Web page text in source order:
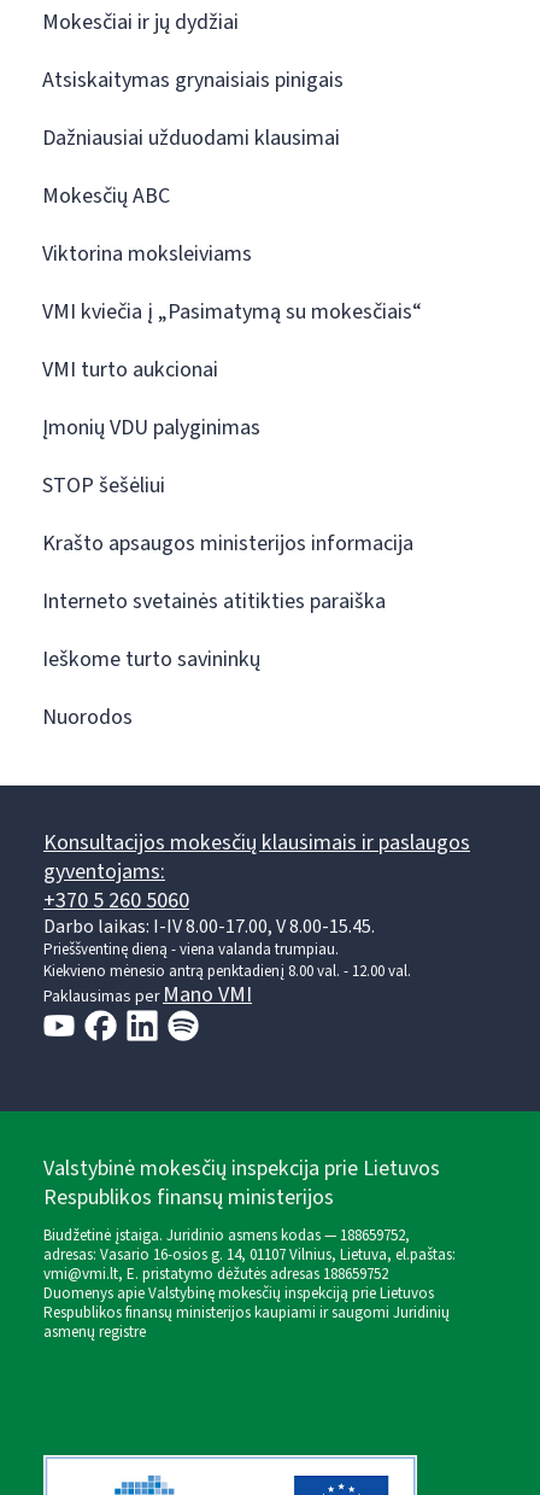
Mokesčiai ir jų dydžiai
Atsiskaitymas grynaisiais pinigais
Dažniausiai užduodami klausimai
Mokesčių ABC
Viktorina moksleiviams
VMI kviečia į „Pasimatymą su mokesčiais“
VMI turto aukcionai
Įmonių VDU palyginimas
STOP šešėliui
Krašto apsaugos ministerijos informacija
Interneto svetainės atitikties paraiška
Ieškome turto savininkų
Nuorodos
Konsultacijos mokesčių klausimais ir paslaugos
gyventojams:
+370 5 260 5060
Darbo laikas: I-IV 8.00-17.00, V 8.00-15.45.
Prieššventinę dieną - viena valanda trumpiau.
Kiekvieno mėnesio antrą penktadienį 8.00 val. - 12.00 val.
Paklausimas perMano VMI
Valstybinė mokesčių inspekcija prie Lietuvos
Respublikos finansų ministerijos
Biudžetinė įstaiga. Juridinio asmens kodas — 188659752,
adresas: Vasario 16-osios g. 14, 01107 Vilnius, Lietuva, el.paštas:
vmi@vmi.lt, E. pristatymo dėžutės adresas 188659752
Duomenys apie Valstybinę mokesčių inspekciją prie Lietuvos
Respublikos finansų ministerijos kaupiami ir saugomi Juridinių
asmenų registre